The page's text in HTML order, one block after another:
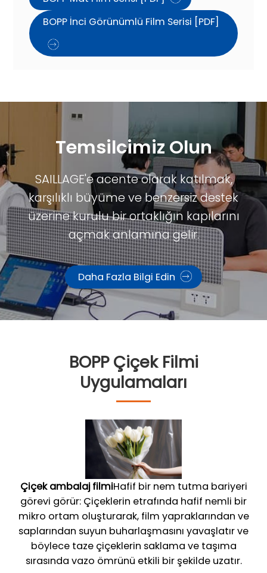
BOPP İnci Görünümlü Film Serisi [PDF]
Temsilcimiz Olun
SAILLAGE'e acente olarak katılmak,
karşılıklı büyüme ve benzersiz destek
üzerine kurulu bir ortaklığın kapılarını
açmak anlamına gelir.
Daha Fazla Bilgi Edin
BOPP Çiçek Filmi
Uygulamaları
Çiçek ambalaj filmiHafif bir nem tutma bariyeri
görevi görür: Çiçeklerin etrafında hafif nemli bir
mikro ortam oluşturarak, film yapraklarından ve
saplarından suyun buharlaşmasını yavaşlatır ve
böylece taze çiçeklerin saklama ve taşıma
sırasında vazo ömrünü etkili bir şekilde uzatır.